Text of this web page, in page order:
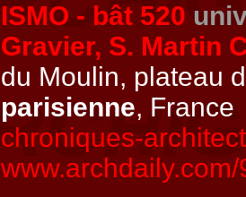
ISMO - bât 520
Gravier, S. Martin
du Moulin, plateau
parisienne, France
chroniques-